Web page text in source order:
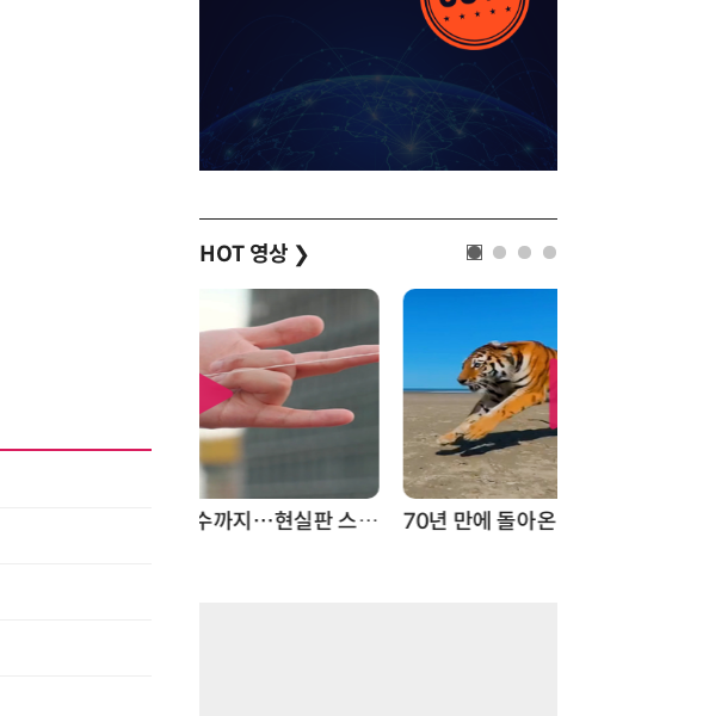
HOT 영상 ❯
70년 만에 돌아온 시베리아호랑이…카자흐스탄 야생에 풀렸다